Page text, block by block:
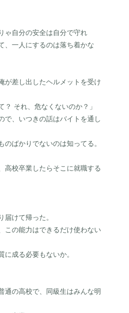
ゃ自分の安全は自分で守れ
、一人にするのは落ち着かな
が差し出したヘルメットを受け
それ、危なくないのか？」
、いつきの話はバイトを通し
ばかりでないのは知ってる。
高校卒業したらそこに就職する
けて帰った。
この能力はできるだけ使わない
成る必要もないか。
の高校で、同級生はみんな明